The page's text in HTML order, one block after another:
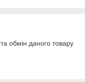
обмін даного товару